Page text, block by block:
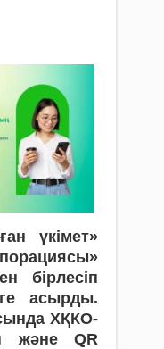
үкімет»
бірлесіп
асырды.
ХҚКО-
және QR